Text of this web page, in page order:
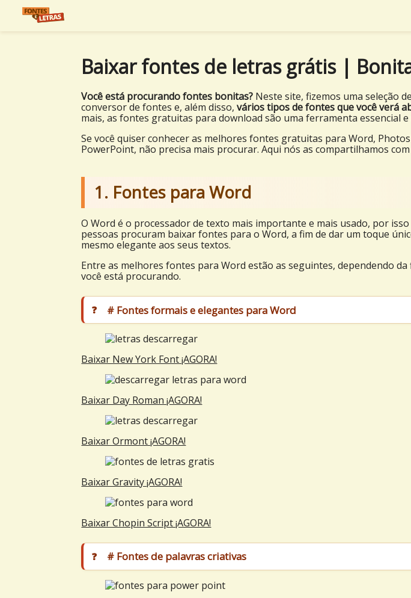
Baixar fontes de letras grátis |
Você está procurando fontes bonitas? Neste site, fizemos uma seleção
conversor de fontes e, além disso,vários tipos de fontes que você verá
mais, as fontes gratuitas para download são uma ferramenta essencial
Se você quiser conhecer as melhores fontes gratuitas para Word,
PowerPoint, não precisa mais procurar. Aqui nós as compartilhamos com
1. Fontes para Word
O Word é o processador de texto mais importante e mais usado, por
pessoas procuram baixar fontes para o Word, a fim de dar um toque
mesmo elegante aos seus textos.
Entre as melhores fontes para Word estão as seguintes, dependendo da
você está procurando.
# Fontes formais e elegantes para Word
Baixar New York Font ¡AGORA!
Baixar Day Roman ¡AGORA!
Baixar Ormont ¡AGORA!
Baixar Gravity ¡AGORA!
Baixar Chopin Script ¡AGORA!
# Fontes de palavras criativas